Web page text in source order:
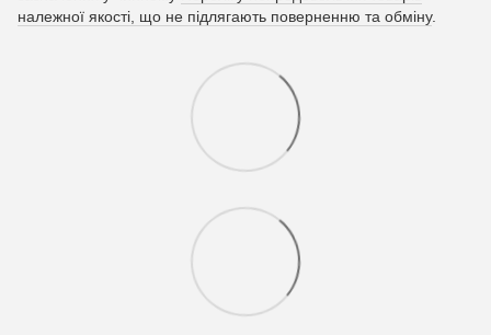
належної якості, що не підлягають поверненню та обміну.